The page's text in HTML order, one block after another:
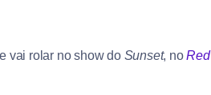
vai rolar no show do Sunset, noRed